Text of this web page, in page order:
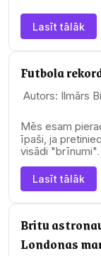
Lasīt tālāk
Futbola
Autors: Ilmārs
Mēs esam
īpaši, ja
visādi
Lasīt tālāk
Britu
Londonas